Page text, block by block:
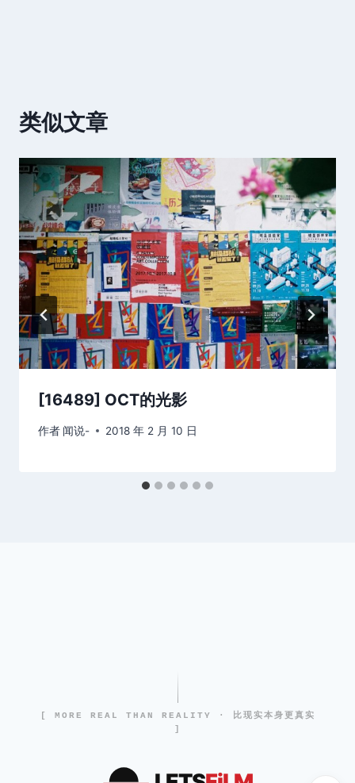
类似文章
[16489] OCT的光影
作者 闻说- 2018 年 2 月 10 日
[ MORE REAL THAN REALITY · 比现实本身更真实
]